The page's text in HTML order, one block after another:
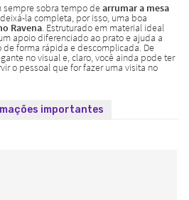
importantes